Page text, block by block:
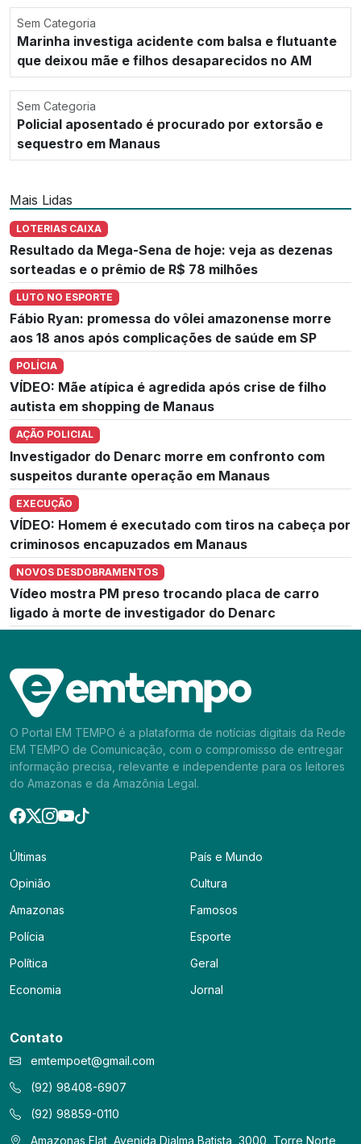
Sem Categoria
Marinha investiga acidente com balsa e flutuante
que deixou mãe e filhos desaparecidos no AM
Sem Categoria
Policial aposentado é procurado por extorsão e
sequestro em Manaus
Mais Lidas
LOTERIAS CAIXA
Resultado da Mega-Sena de hoje: veja as dezenas
sorteadas e o prêmio de R$ 78 milhões
LUTO NO ESPORTE
Fábio Ryan: promessa do vôlei amazonense morre
aos 18 anos após complicações de saúde em SP
POLÍCIA
VÍDEO: Mãe atípica é agredida após crise de filho
autista em shopping de Manaus
AÇÃO POLICIAL
Investigador do Denarc morre em confronto com
suspeitos durante operação em Manaus
EXECUÇÃO
VÍDEO: Homem é executado com tiros na cabeça por
criminosos encapuzados em Manaus
NOVOS DESDOBRAMENTOS
Vídeo mostra PM preso trocando placa de carro
ligado à morte de investigador do Denarc
O Portal EM TEMPO é a plataforma de notícias digitais da Rede
EM TEMPO de Comunicação, com o compromisso de entregar
informação precisa, relevante e independente para os leitores
do Amazonas e da Amazônia Legal.
Últimas
Opinião
Amazonas
Polícia
Política
Economia
País e Mundo
Cultura
Famosos
Esporte
Geral
Jornal
Contato
emtempoet@gmail.com
(92) 98408-6907
(92) 98859-0110
Amazonas Flat, Avenida Djalma Batista, 3000, Torre Norte